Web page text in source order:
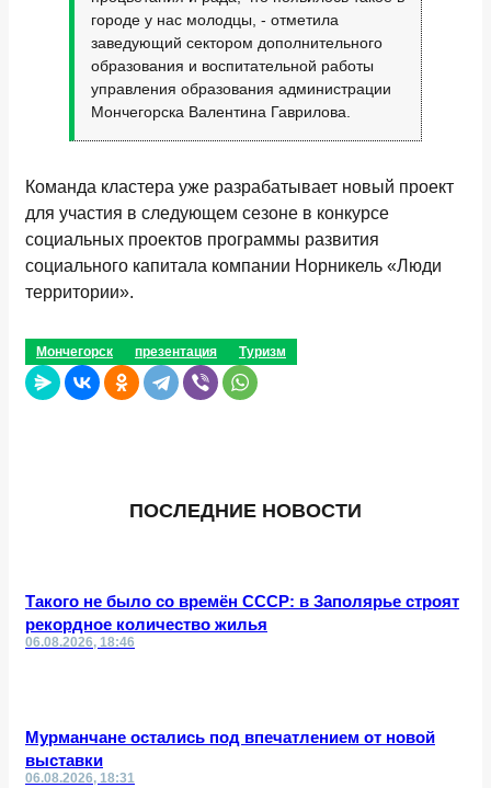
городе у нас молодцы, - отметила
заведующий сектором дополнительного
образования и воспитательной работы
управления образования администрации
Мончегорска Валентина Гаврилова.
Команда кластера уже разрабатывает новый проект
для участия в следующем сезоне в конкурсе
социальных проектов программы развития
социального капитала компании Норникель «Люди
территории».
Мончегорск презентация Туризм
ПОСЛЕДНИЕ НОВОСТИ
Такого не было со времён СССР: в Заполярье строят
рекордное количество жилья
06.08.2026, 18:46
Мурманчане остались под впечатлением от новой
выставки
06.08.2026, 18:31